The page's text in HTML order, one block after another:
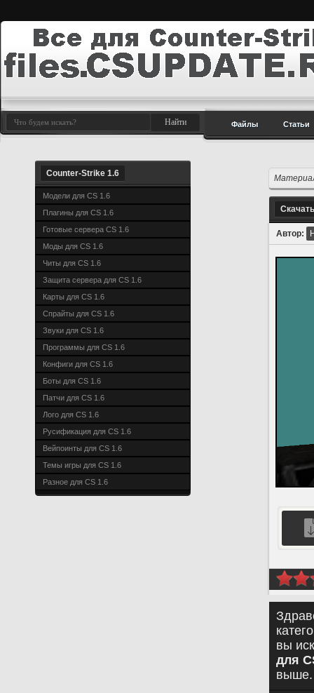
Файлы Статьи
Counter-Strike 1.6
Модели для CS 1.6
Плагины для CS 1.6
Готовые сервера CS 1.6
Моды для CS 1.6
Читы для CS 1.6
Защита сервера для CS 1.6
Карты для CS 1.6
Спрайты для CS 1.6
Звуки для CS 1.6
Программы для CS 1.6
Конфиги для CS 1.6
Боты для CS 1.6
Патчи для CS 1.6
Лого для CS 1.6
Русификация для CS 1.6
Вейпоинты для CS 1.6
Темы игры для CS 1.6
Разное для CS 1.6
Автор:
вы
для
выше.